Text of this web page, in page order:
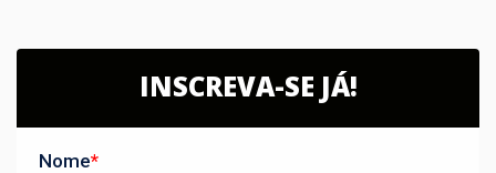
INSCREVA-SE JÁ!